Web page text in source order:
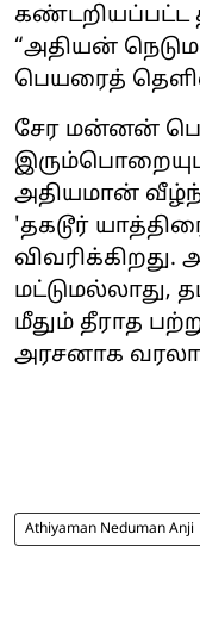
கண்டறியப்பட்ட
“அதியன்
பெயரைத்
சேர மன்னன்
அதியமான்
'தகடூர்
மட்டுமல்லாது,
மீதும் தீராத
அரசனாக
Athiyaman Neduman Anji